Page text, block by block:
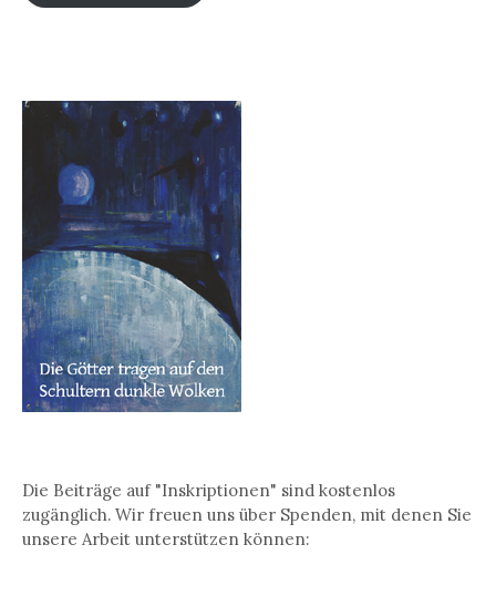
Die Beiträge auf "Inskriptionen" sind kostenlos
zugänglich. Wir freuen uns über Spenden, mit denen Sie
unsere Arbeit unterstützen können: